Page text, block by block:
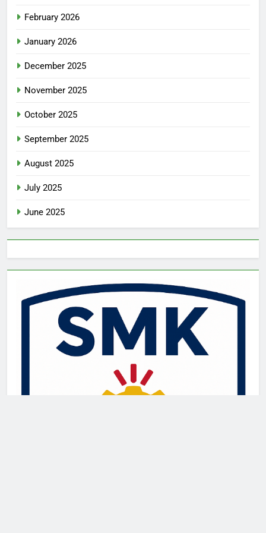
February 2026
January 2026
December 2025
November 2025
October 2025
September 2025
August 2025
July 2025
June 2025